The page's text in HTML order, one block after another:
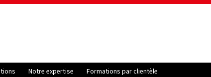
Notre expertise Formations par clientèle